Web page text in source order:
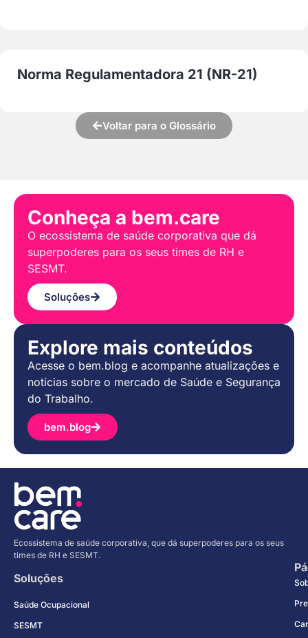
Norma Regulamentadora 21 (NR-21)
Voltar para o Glossário
Conheça a bem.care
O ecossistema de saúde corporativa que dá
superpoderes para os seus times de RH e
SESMT.
Soluções
Explore mais conteúdos
Acesse o bem.blog e acompanhe atualizações e
notícias sobre o mercado de Saúde e Segurança
do Trabalho.
bem.blog
Ecossistema de saúde corporativa, que dá superpoderes para os seus
times de RH e SESMT.
Soluções
Saúde Ocupacional
SESMT